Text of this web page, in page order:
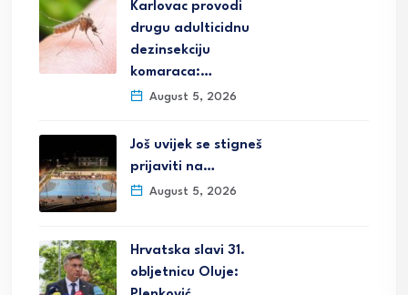
Karlovac provodi
drugu adulticidnu
dezinsekciju
komaraca:…
August 5, 2026
Još uvijek se stigneš
prijaviti na…
August 5, 2026
Hrvatska slavi 31.
obljetnicu Oluje: